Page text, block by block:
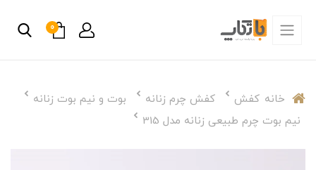
0
خانه کفش کفش چرم زنانه
بوت و نیم بوت زنانه
نیم بوت چرم طبیعی زنانه مدل 315